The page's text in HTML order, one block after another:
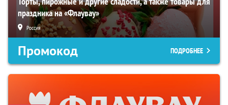
праздника на «Флаувау»
Россия
Промокод ПОДРОБНЕЕ